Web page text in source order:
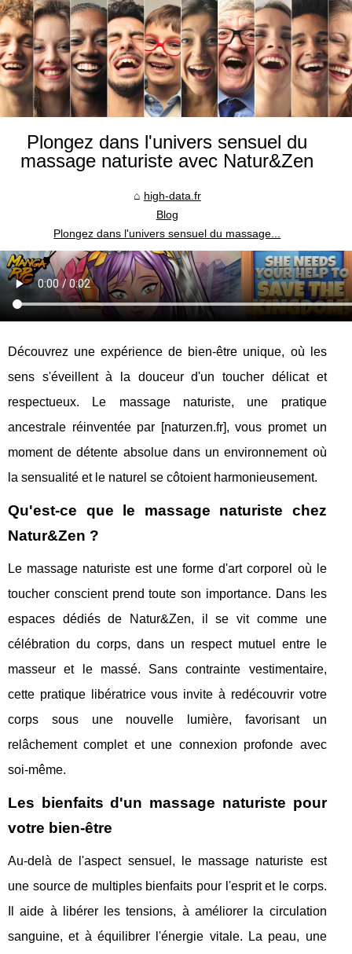
Plongez dans l'univers sensuel du
massage naturiste avec Natur&Zen
high-data.fr
Blog
Plongez dans l'univers sensuel du massage...
Découvrez une expérience de bien-être unique, où les
sens s'éveillent à la douceur d'un toucher délicat et
respectueux. Le massage naturiste, une pratique
ancestrale réinventée par [naturzen.fr], vous promet un
moment de détente absolue dans un environnement où
la sensualité et le naturel se côtoient harmonieusement.
Qu'est-ce que le massage naturiste chez
Natur&Zen ?
Le massage naturiste est une forme d'art corporel où le
toucher conscient prend toute son importance. Dans les
espaces dédiés de Natur&Zen, il se vit comme une
célébration du corps, dans un respect mutuel entre le
masseur et le massé. Sans contrainte vestimentaire,
cette pratique libératrice vous invite à redécouvrir votre
corps sous une nouvelle lumière, favorisant un
relâchement complet et une connexion profonde avec
soi-même.
Les bienfaits d'un massage naturiste pour
votre bien-être
Au-delà de l'aspect sensuel, le massage naturiste est
une source de multiples bienfaits pour l'esprit et le corps.
Il aide à libérer les tensions, à améliorer la circulation
sanguine, et à équilibrer l'énergie vitale. La peau, une